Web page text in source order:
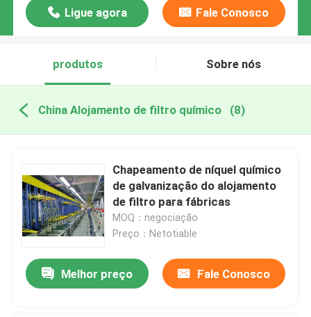
Ligue agora Fale Conosco
produtos Sobre nós
China Alojamento de filtro químico (8)
Chapeamento de níquel químico
de galvanização do alojamento
de filtro para fábricas
MOQ：negociação
Preço：Netotiable
Melhor preço Fale Conosco